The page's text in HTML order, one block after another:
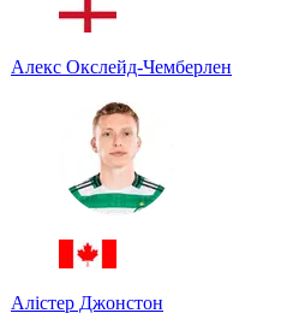
Алекс Окслейд-Чемберлен
Алістер Джонстон